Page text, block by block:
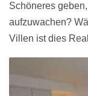
Schöneres
aufzuwachen?
Villen ist dies